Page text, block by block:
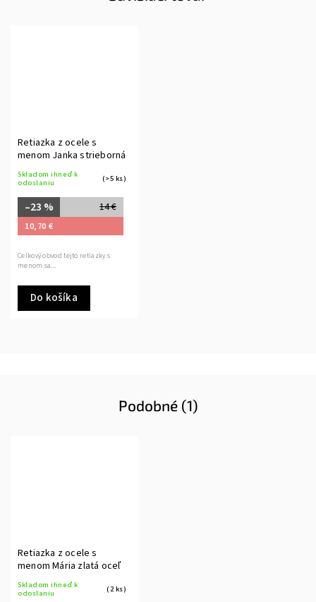
Retiazka z ocele s
menom Janka strieborná
Skladom ihneď k
odoslaniu
(>5 ks)
14 €
–23 %
10,70 €
Do košíka
Celkový obvod tejto retiazky s
menom sa...
Podobné (1)
Retiazka z ocele s
menom Mária zlatá oceľ
Skladom ihneď k
odoslaniu
(2 ks)